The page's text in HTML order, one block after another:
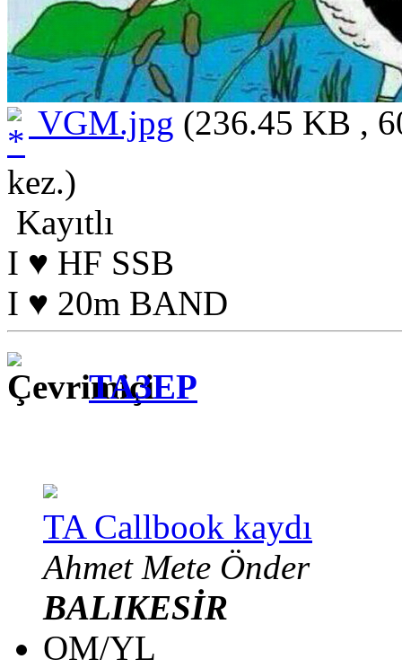
VGM.jpg (236.45 KB ,
kez.)
Kayıtlı
I ♥ HF SSB
I ♥ 20m BAND
TA3EP
TA Callbook kaydı
Ahmet Mete Önder
BALIKESİR
OM/YL